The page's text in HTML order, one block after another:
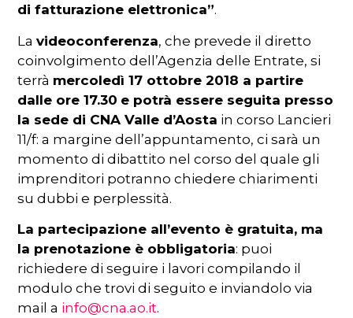
di fatturazione elettronica”.
Lavideoconferenza, che prevede il diretto
coinvolgimento dell’Agenzia delle Entrate, si
terrà mercoledì 17 ottobre 2018 a partire
dalle ore 17.30 e potrà essere seguita presso
la sede di CNA Valle d’Aosta in corso Lancieri
11/f: a margine dell’appuntamento, ci sarà un
momento di dibattito nel corso del quale gli
imprenditori potranno chiedere chiarimenti
su dubbi e perplessità.
La partecipazione all’evento è gratuita, ma
la prenotazione è obbligatoria: puoi
richiedere di seguire i lavori compilando il
modulo che trovi di seguito e inviandolo via
mail a info@cna.ao.it.